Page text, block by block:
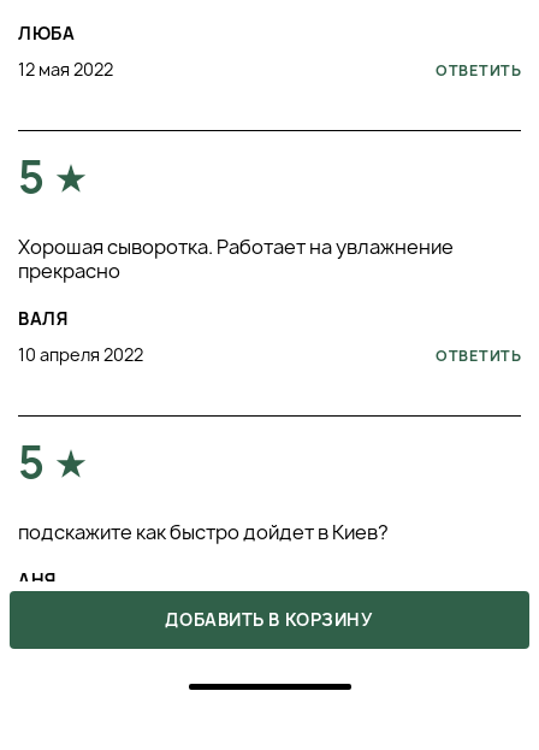
ЛЮБА
12 мая 2022
ОТВЕТИТЬ
5
Хорошая сыворотка. Работает на увлажнение
прекрасно
ВАЛЯ
10 апреля 2022
ОТВЕТИТЬ
5
подскажите как быстро дойдет в Киев?
АНЯ
ДОБАВИТЬ В КОРЗИНУ